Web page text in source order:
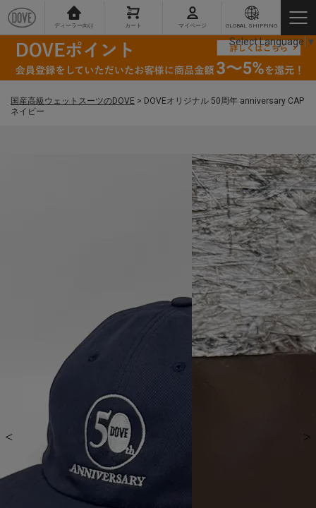
ディーラー向け カート マイページ GLOBAL SHIPPING
国産高級ウェットスーツのDOVE > DOVEオリジナル 50周年 anniversary CAP
ネイビー
Select Language ▼